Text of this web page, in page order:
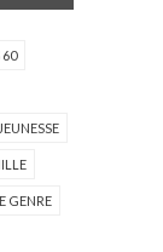
60
JEUNESSE
GENRE